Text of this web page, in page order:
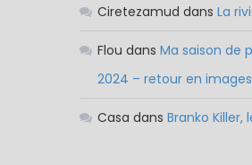
Ciretezamud dans La
Flou dans Ma saison de
2024 – retour en images
Casa dans Branko Killer,